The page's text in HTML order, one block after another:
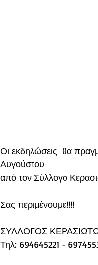
Οι εκδηλώσεις  θα
Αυγούστου
από τον Σύλλογο
Σας περιμένουμε!!!!
ΣΥΛΛΟΓΟΣ
Τηλ: 694645221 -